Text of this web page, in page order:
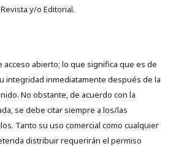
y/o Editorial.
acceso abierto; lo que significa que es de
integridad inmediatamente después de la
No obstante, de acuerdo con la
se debe citar siempre a los/las
Tanto su uso comercial como cualquier
distribuir requerirán el permiso